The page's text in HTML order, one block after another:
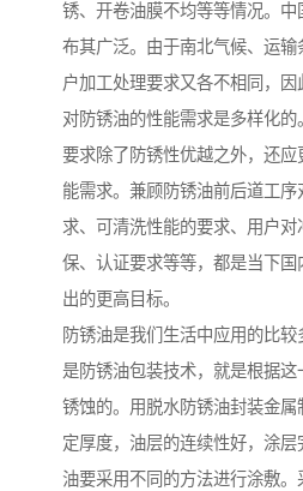
锈、开卷油膜不均等等情况。
布其广泛。由于南北气候、运
户加工处理要求又各不相同，
对防锈油的性能需求是多样化
要求除了防锈性优越之外，还
能需求。兼顾防锈油前后道工
求、可清洗性能的要求、用户
保、认证要求等等，都是当下
出的更高目标。
防锈油是我们生活中应用的比
是防锈油包装技术，就是根据
锈蚀的。用脱水防锈油封装金
定厚度，油层的连续性好，涂
油要采用不同的方法进行涂敷